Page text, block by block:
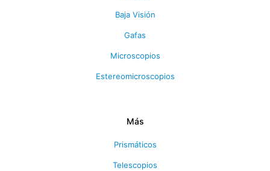
Baja Visión
Gafas
Microscopios
Estereomicroscopios
Más
Prismáticos
Telescopios